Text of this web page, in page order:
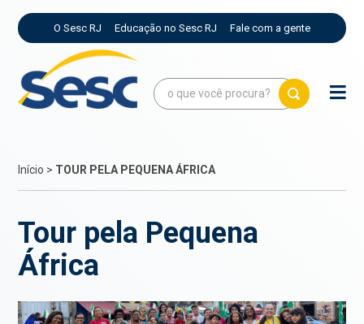
O Sesc RJ Educação no Sesc RJ Fale com a gente
Início > TOUR PELA PEQUENA ÁFRICA
Tour pela Pequena
África